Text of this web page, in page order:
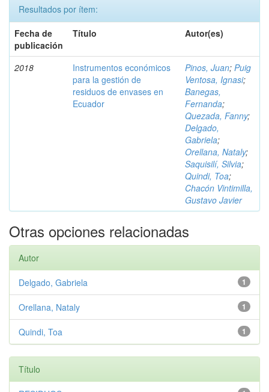
Resultados por ítem:
Fecha de
publicación
Título Autor(es)
2018
Instrumentos económicos
para la gestión de
residuos de envases en
Ecuador
Pinos, Juan; Puig
Ventosa, Ignasi;
Banegas,
Fernanda;
Quezada, Fanny;
Delgado,
Gabriela;
Orellana, Nataly;
Saquisilí, Silvia;
Quindi, Toa;
Chacón Vintimilla,
Gustavo Javier
Otras opciones relacionadas
Autor
1
Delgado, Gabriela
1
Orellana, Nataly
1
Quindi, Toa
Título